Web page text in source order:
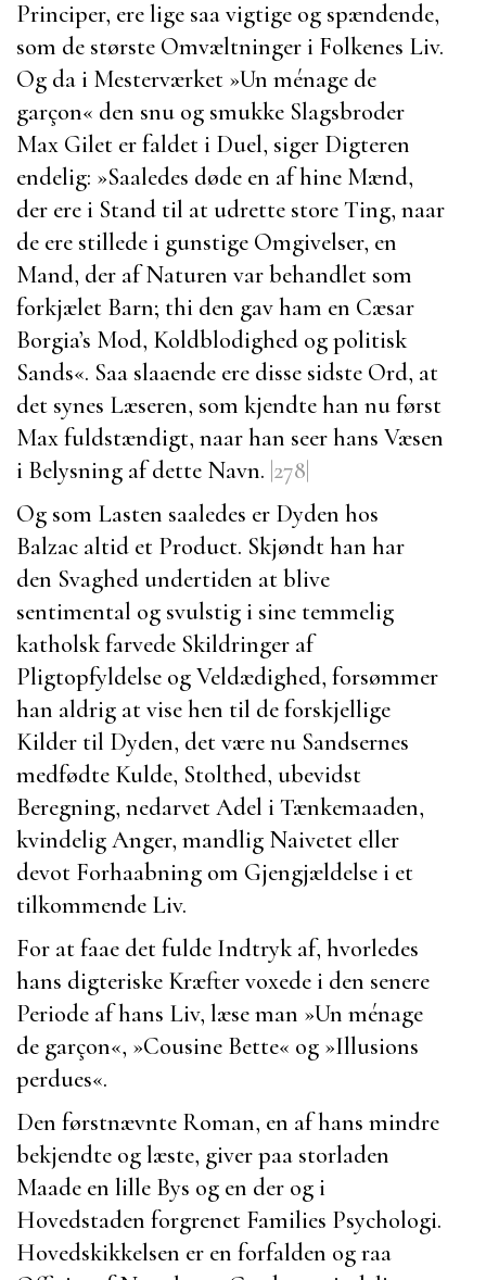
Principer, ere lige saa vigtige og spændende,
som de største Omvæltninger i Folkenes Liv.
Og da i Mesterværket »Un ménage de
garçon« den snu og smukke Slagsbroder
Max Gilet er faldet i Duel, siger Digteren
endelig: »Saaledes døde en af hine Mænd,
der ere i Stand til at udrette store Ting, naar
de ere stillede i gunstige Omgivelser, en
Mand, der af Naturen var behandlet som
forkjælet Barn; thi den gav ham en Cæsar
Borgia’s Mod, Koldblodighed og politisk
Sands«. Saa slaaende ere disse sidste Ord, at
det synes Læseren, som kjendte han nu først
Maxfuldstændigt, naar han seer hans Væsen
i Belysning af dette Navn. |278|
Og som Lasten saaledes er Dyden hos
Balzac altid et Product. Skjøndt han har
den Svaghed undertiden at blive
sentimental og svulstig i sine temmelig
katholsk farvede Skildringer af
Pligtopfyldelse og Veldædighed, forsømmer
han aldrig at vise hen til de forskjellige
Kilder til Dyden, det være nu Sandsernes
medfødte Kulde, Stolthed, ubevidst
Beregning, nedarvet Adel i Tænkemaaden,
kvindelig Anger, mandlig Naivetet eller
devot Forhaabning om Gjengjældelse i et
tilkommende Liv.
For at faae det fulde Indtryk af, hvorledes
hans digteriske Kræfter voxede i den senere
Periode af hans Liv, læse man »Un ménage
de garçon«, »Cousine Bette« og »Illusions
perdues«.
Den førstnævnte Roman, en af hans mindre
bekjendte og læste, giver paa storladen
Maade en lille Bys og en der og i
Hovedstaden forgrenet Families Psychologi.
Hovedskikkelsen er en forfalden og raa